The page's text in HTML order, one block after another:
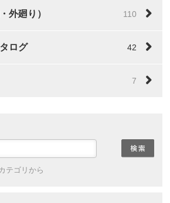
外廻り） 110
ログ 42
7
テゴリから